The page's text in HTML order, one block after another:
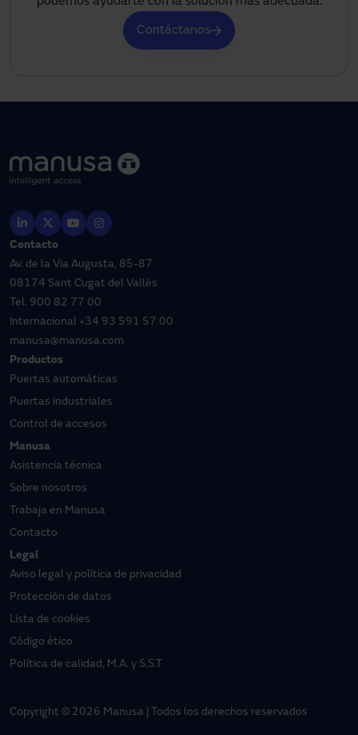
Contáctanos
Contacto
Av. de la Via Augusta, 85-87
08174 Sant Cugat del Vallès
Tel. 900 82 77 00
Internacional +34 93 591 57 00
manusa@manusa.com
Productos
Puertas automáticas
Puertas industriales
Control de accesos
Manusa
Asistencia técnica
Sobre nosotros
Trabaja en Manusa
Contacto
Legal
Aviso legal y política de privacidad
Protección de datos
Lista de cookies
Código ético
Política de calidad, M.A. y S.S.T
Copyright © 2026 Manusa | Todos los derechos reservados